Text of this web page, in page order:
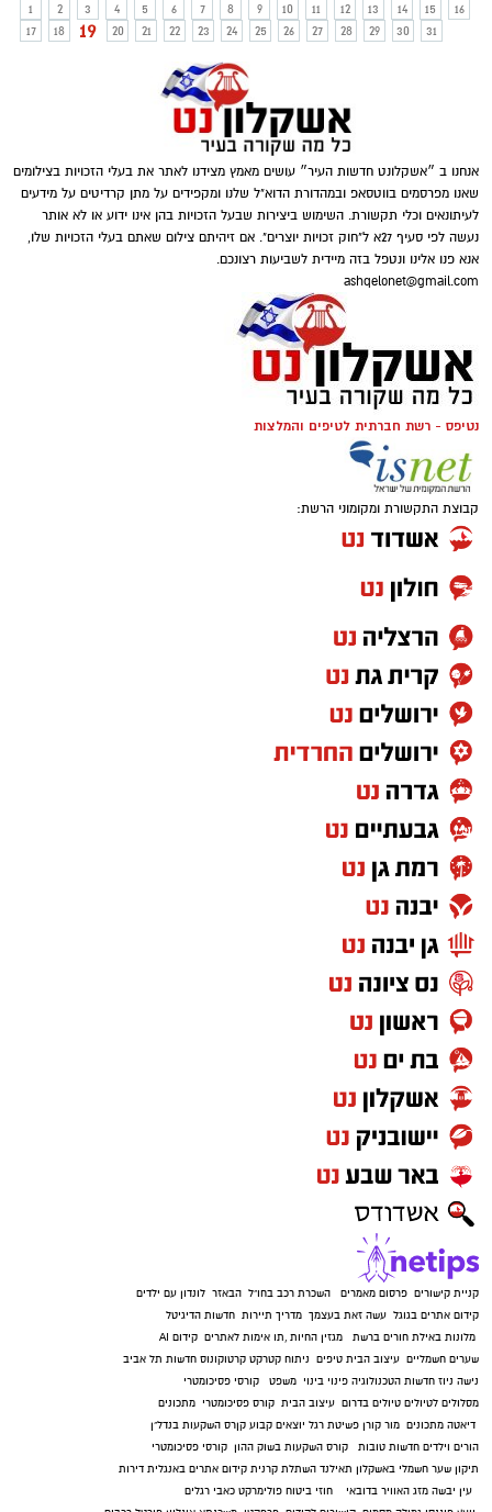
1
2 3 4 5 6 7 8 9 10 11 12 13 14 15
16
17
18 19 20 21 22 23 24 25 26 27 28 29 30 31
אנחנו ב ״אשקלונט חדשות העיר״ עושים מאמץ מצידנו לאתר את בעלי הזכויות בצילומים
שאנו מפרסמים בווטסאפ ובמהדורת הדוא"ל שלנו ומקפידים על מתן קרדיטים על מידעים
לעיתונאים וכלי תקשורת. השימוש ביצירות שבעל הזכויות בהן אינו ידוע או לא אותר
נעשה לפי סעיף 27א ל"חוק זכויות יוצרים". אם זיהיתם צילום שאתם בעלי הזכויות שלו,
אנא פנו אלינו ונטפל בזה מיידית לשביעות רצונכם.
ashqelonet@gmail.com
נטיפס - רשת חברתית לטיפים והמלצות
קבוצת התקשורת ומקומוני הרשת:
קניית קישורים פרסום מאמרים השכרת רכב בחו"ל הבאזר לונדון עם ילדים
קידום אתרים בגוגל עשה זאת בעצמך מדריך תיירות חדשות הדיגיטל
מלונות באילת חורים ברשת מגזין החיות ,תו אימות לאתרים קידום AI
שערים חשמליים עיצוב הבית טיפים ניתוח קטרקט קרטוקונוס חדשות תל אביב
נישה ניוז חדשות הטכנולוגיה פינוי בינוי משפט
קורסי פסיכומטרי
מסלולים לטיולים טיולים בדרום עיצוב הבית קורס פסיכומטרי מתכונים
דיאטה מתכונים מור קורן פשיטת רגל יוצאים קבוע קןרס השקעות בנדל"ן
הורים וילדים חדשות טובות קורס השקעות בשוק ההון קורסי פסיכומטרי
תיקון שער חשמלי באשקלון תאילנד השתלת קרנית קידום אתרים באנגלית דירות
עין יבשה מזג האוויר בדובאי חוזי ביטוח פולימרקט כאבי רגלים